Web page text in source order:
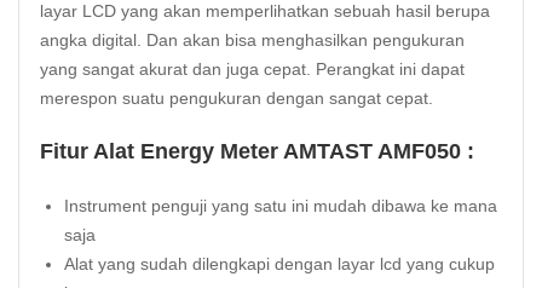
layar LCD yang akan memperlihatkan sebuah hasil berupa
angka digital. Dan akan bisa menghasilkan pengukuran
yang sangat akurat dan juga cepat. Perangkat ini dapat
merespon suatu pengukuran dengan sangat cepat.
Fitur Alat Energy Meter AMTAST AMF050 :
Instrument penguji yang satu ini mudah dibawa ke mana
saja
Alat yang sudah dilengkapi dengan layar lcd yang cukup